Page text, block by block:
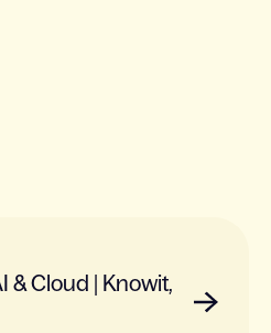
& Cloud | Knowit,